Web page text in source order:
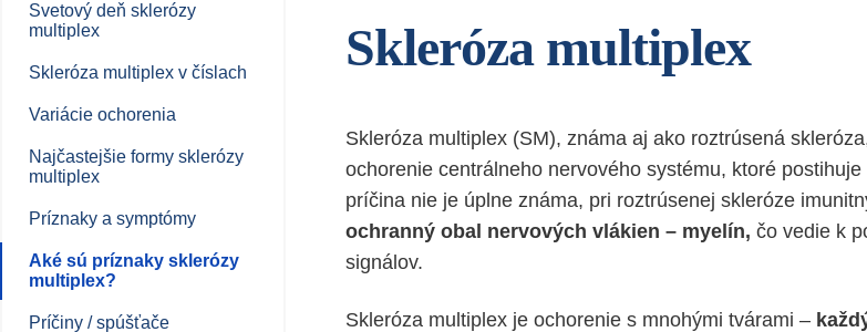
Svetový deň sklerózy
multiplex
Skleróza multiplex v číslach
Variácie ochorenia
Najčastejšie formy sklerózy
multiplex
Príznaky a symptómy
Aké sú príznaky sklerózy
multiplex?
Príčiny / spúšťače
Skleróza multiplex
Skleróza multiplex (SM), známa aj ako roztrúsená
ochorenie centrálneho nervového systému, ktoré postihuje
príčina nie je úplne známa, pri roztrúsenej skleróze
ochranný obal nervových vlákien – myelín, čo vedie k
signálov.
Skleróza multiplex je ochorenie s mnohými tvárami –